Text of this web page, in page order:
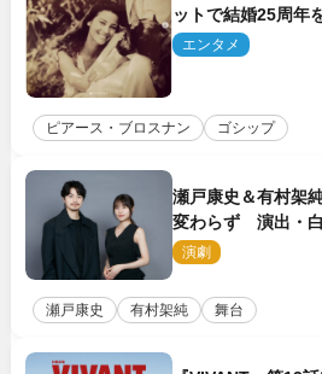
ットで結婚25周年
エンタメ
ピアース・ブロスナン ゴシップ
瀬戸康史＆有村架
変わらず 演出・
胸に舞台『キュー』
演劇
瀬戸康史 有村架純 舞台